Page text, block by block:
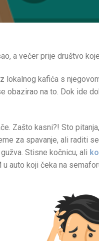
a večer prije društvo
lokalnog kafića s
obazirao na to. Dok ide
Zašto kasni?! Sto
za spavanje, ali raditi
Stisne kočnicu, ali
auto koji čeka na